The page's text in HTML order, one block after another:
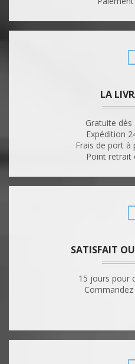
LA
Gratuite
Expédition
Frais de port à
Point retrait
SATISFAIT
15 jours pour